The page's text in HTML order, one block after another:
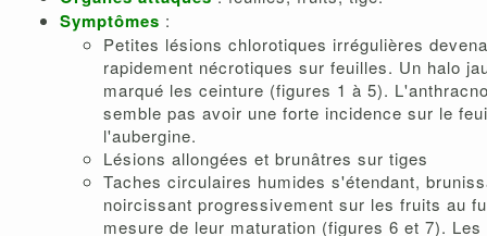
Symptômes :
Petites lésions chlorotiques irrégulières
rapidement nécrotiques sur feuilles. Un halo
marqué les ceinture (figures 1 à 5).
semble pas avoir une forte incidence sur le
l'aubergine.
Lésions allongées et brunâtres sur tiges
Taches circulaires humides s'étendant,
noircissant progressivement sur les fruits au
mesure de leur maturation (figures 6 et 7).